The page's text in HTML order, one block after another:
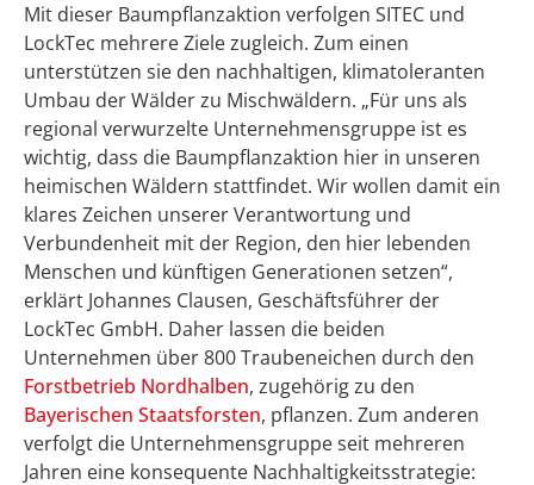
Mit dieser Baumpflanzaktion verfolgen SITEC und
LockTec mehrere Ziele zugleich. Zum einen
unterstützen sie den nachhaltigen, klimatoleranten
Umbau der Wälder zu Mischwäldern. „Für uns als
regional verwurzelte Unternehmensgruppe ist es
wichtig, dass die Baumpflanzaktion hier in unseren
heimischen Wäldern stattfindet. Wir wollen damit ein
klares Zeichen unserer Verantwortung und
Verbundenheit mit der Region, den hier lebenden
Menschen und künftigen Generationen setzen“,
erklärt Johannes Clausen, Geschäftsführer der
LockTec GmbH. Daher lassen die beiden
Unternehmen über 800 Traubeneichen durch den
Forstbetrieb Nordhalben, zugehörig zu den
Bayerischen Staatsforsten, pflanzen. Zum anderen
verfolgt die Unternehmensgruppe seit mehreren
Jahren eine konsequente Nachhaltigkeitsstrategie: